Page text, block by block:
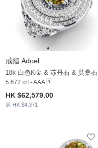
戒指 Adoel
18k 白色K金 & 苏丹石 & 莫桑石
5.672 crt - AAA
HK $62,579.00
从 HK $4,371